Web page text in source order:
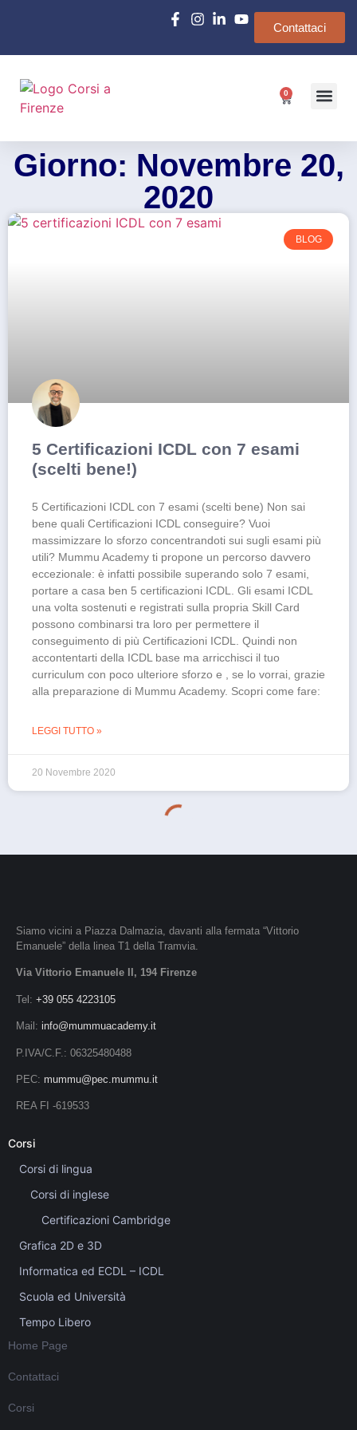
Contattaci
0
Giorno: Novembre 20,
2020
BLOG
5 Certificazioni ICDL con 7 esami
(scelti bene!)
5 Certificazioni ICDL con 7 esami (scelti bene) Non sai
bene quali Certificazioni ICDL conseguire? Vuoi
massimizzare lo sforzo concentrandoti sui sugli esami più
utili? Mummu Academy ti propone un percorso davvero
eccezionale: è infatti possibile superando solo 7 esami,
portare a casa ben 5 certificazioni ICDL. Gli esami ICDL
una volta sostenuti e registrati sulla propria Skill Card
possono combinarsi tra loro per permettere il
conseguimento di più Certificazioni ICDL. Quindi non
accontentarti della ICDL base ma arricchisci il tuo
curriculum con poco ulteriore sforzo e , se lo vorrai, grazie
alla preparazione di Mummu Academy. Scopri come fare:
LEGGI TUTTO »
20 Novembre 2020
Siamo vicini a Piazza Dalmazia, davanti alla fermata “Vittorio
Emanuele” della linea T1 della Tramvia.
Via Vittorio Emanuele II, 194 Firenze
Tel: +39 055 4223105
Mail: info@mummuacademy.it
P.IVA/C.F.: 06325480488
PEC: mummu@pec.mummu.it
REA FI -619533
Corsi
Corsi di lingua
Corsi di inglese
Certificazioni Cambridge
Grafica 2D e 3D
Informatica ed ECDL – ICDL
Scuola ed Università
Tempo Libero
Home Page
Contattaci
Corsi